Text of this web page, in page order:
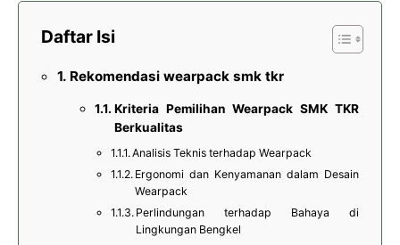
Daftar Isi
Rekomendasi wearpack smk tkr
Kriteria Pemilihan Wearpack SMK TKR
Berkualitas
Analisis Teknis terhadap Wearpack
Ergonomi dan Kenyamanan dalam Desain
Wearpack
Perlindungan terhadap Bahaya di
Lingkungan Bengkel